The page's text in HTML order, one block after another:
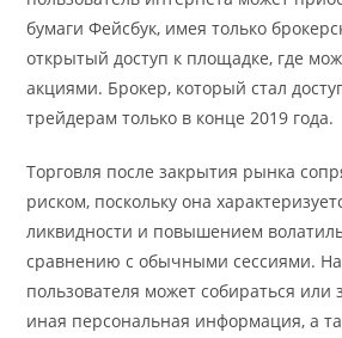
бумаги Фейсбук, имея только
открытый доступ к площадке, где
акциями. Брокер, который стал
трейдерам только в конце 2019 года.
Торговля после закрытия рынка
риском, поскольку она
ликвидности и повышением
сравнению с обычными сессиями. На
пользователя может собираться или
иная персональная информация, а